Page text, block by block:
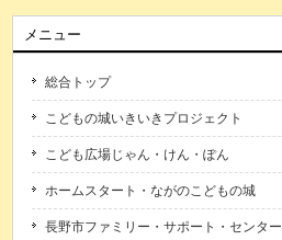
メニュー
総合トップ
こどもの城いきいきプロジェクト
こども広場じゃん・けん・ぽん
ホームスタート・ながのこどもの城
長野市ファミリー・サポート・センター